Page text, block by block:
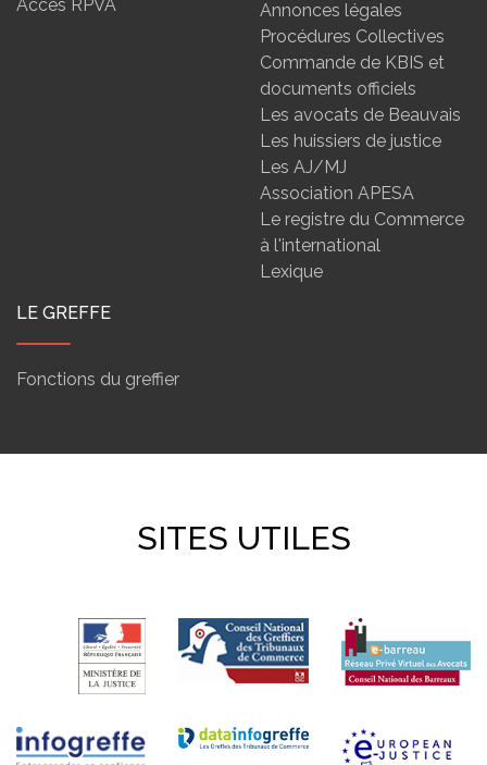
Accès RPVA
Annonces légales
Procédures Collectives
Commande de KBIS et
documents officiels
Les avocats de Beauvais
Les huissiers de justice
Les AJ/MJ
Association APESA
Le registre du Commerce
à l'international
Lexique
LE GREFFE
Fonctions du greffier
SITES UTILES